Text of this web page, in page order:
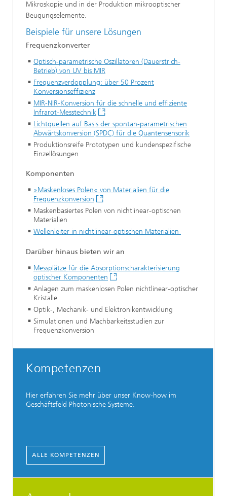
Mikroskopie und in der Produktion mikrooptischer
Beugungselemente.
Beispiele für unsere Lösungen
Frequenzkonverter
Optisch-parametrische Oszillatoren (Dauerstrich-
Betrieb) von UV bis MIR
Frequenzverdopplung: über 50 Prozent
Konversionseffizienz
MIR-NIR-Konversion für die schnelle und effiziente
Infrarot-Messtechnik
Lichtquellen auf Basis der spontan-parametrischen
Abwärtskonversion (SPDC) für die Quantensensorik
Produktionsreife Prototypen und kundenspezifische
Einzellösungen
Komponenten
»Maskenloses Polen« von Materialien für die
Frequenzkonversion
Maskenbasiertes Polen von nichtlinear-optischen
Materialien
Wellenleiter in nichtlinear-optischen Materialien
Darüber hinaus bieten wir an
Messplätze für die Absorptionscharakterisierung
optischer Komponenten
Anlagen zum maskenlosen Polen nichtlinear-optischer
Kristalle
Optik-, Mechanik- und Elektronikentwicklung
Simulationen und Machbarkeitsstudien zur
Frequenzkonversion
Kompetenzen
Hier erfahren Sie mehr über unser Know-how im
Geschäftsfeld Photonische Systeme.
ALLE KOMPETENZEN